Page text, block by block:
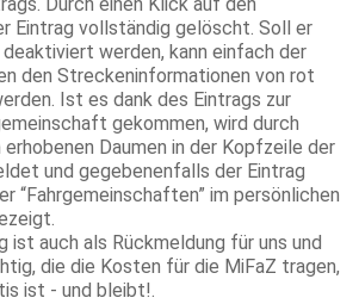
Eintrag vollständig gelöscht. Soll er
werden, kann einfach der
den Streckeninformationen von rot
Ist es dank des Eintrags zur
gekommen, wird durch
Daumen in der Kopfzeile der
und gegebenenfalls der Eintrag
“Fahrgemeinschaften” im persönlichen
ist auch als Rückmeldung für uns und
die die Kosten für die MiFaZ tragen,
ist - und bleibt!.